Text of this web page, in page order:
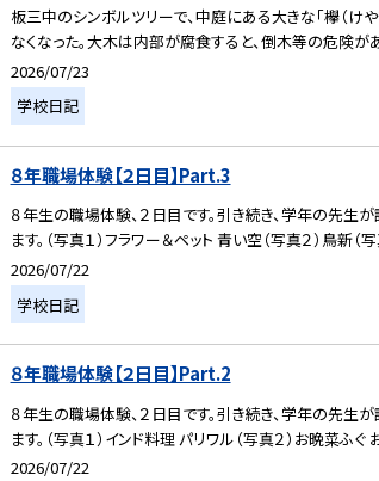
板三中のシンボルツリーで、中庭にある大きな「欅（け
なくなった。大木は内部が腐食すると、倒木等の危険が
2026/07/23
学校日記
８年職場体験【２日目】Part.3
８年生の職場体験、２日目です。引き続き、学年の先生
ます。（写真１）フラワー＆ペット 青い空（写真２）鳥新（写
2026/07/22
学校日記
８年職場体験【２日目】Part.2
８年生の職場体験、２日目です。引き続き、学年の先生
ます。（写真１）インド料理 パリワル（写真２）お晩菜ふぐ
2026/07/22